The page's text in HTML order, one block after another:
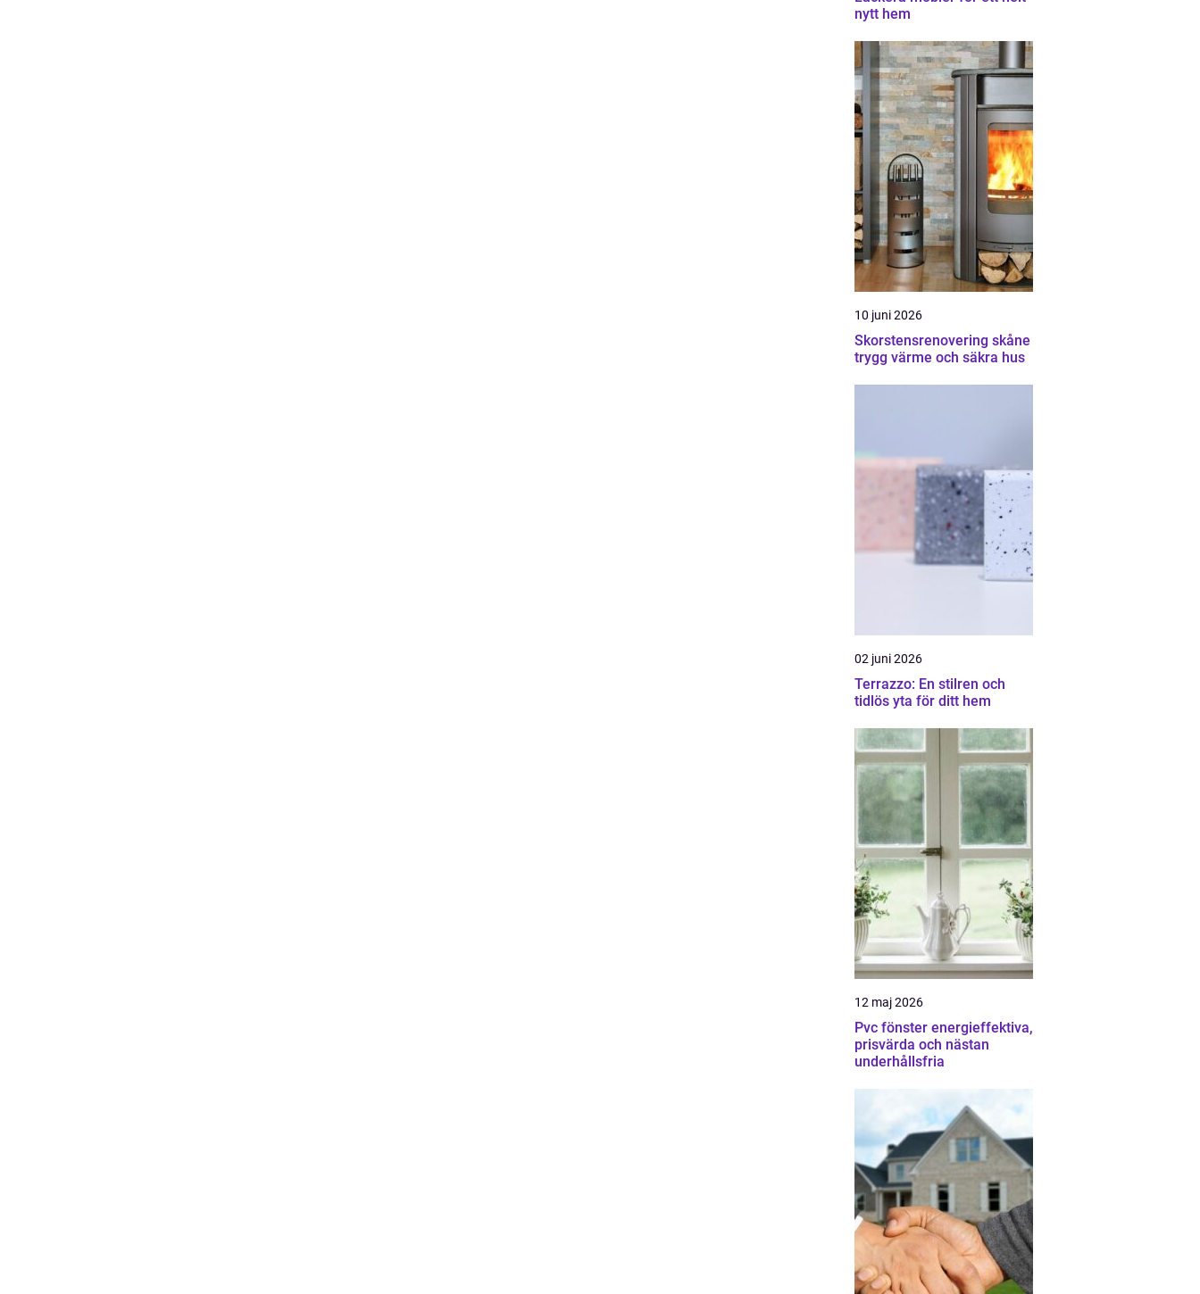
nytt hem
10 juni 2026
Skorstensrenovering skåne
trygg värme och säkra hus
02 juni 2026
Terrazzo: En stilren och
tidlös yta för ditt hem
12 maj 2026
Pvc fönster energieffektiva,
prisvärda och nästan
underhållsfria